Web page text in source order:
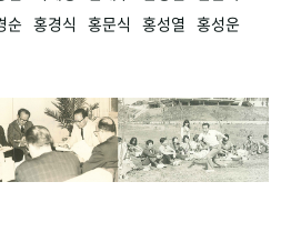
순 홍경식 홍문식 홍성열 홍성운